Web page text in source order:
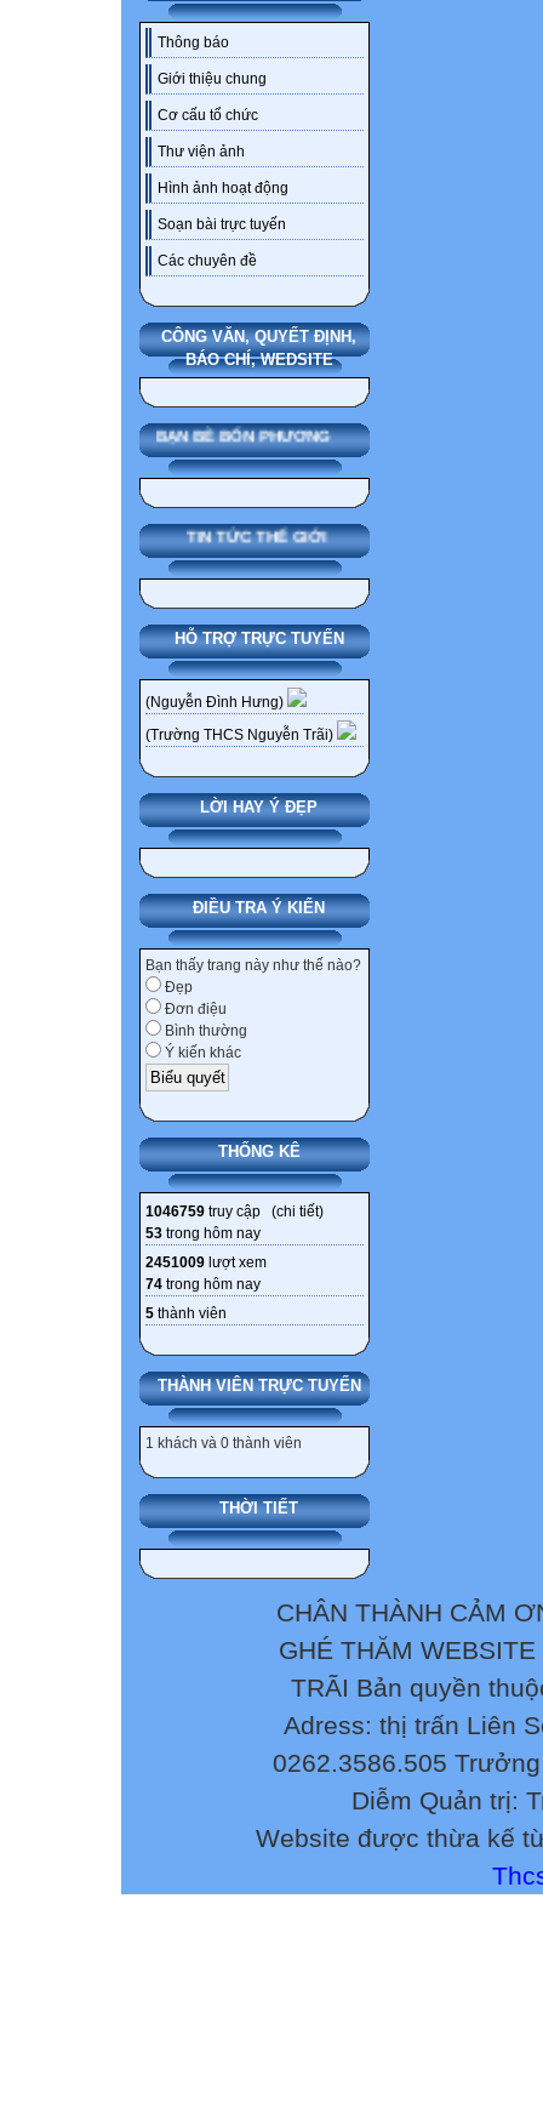
Thông báo
Giới thiệu chung
Cơ cấu tổ chức
Thư viện ảnh
Hình ảnh hoạt động
Soạn bài trực tuyến
Các chuyên đề
CÔNG VĂN, QUYẾT ĐỊNH,
BÁO CHÍ, WEDSITE
BẠN BÈ BỐN PHƯƠNG
TIN TỨC THẾ GIỚI
HỖ TRỢ TRỰC TUYẾN
(Nguyễn Đình Hưng)
(Trường THCS Nguyễn Trãi)
LỜI HAY Ý ĐẸP
ĐIỀU TRA Ý KIẾN
Bạn thấy trang này như thế nào?
Đẹp
Đơn điệu
Bình thường
Ý kiến khác
THỐNG KÊ
1046759 truy cập (chi tiết)
53 trong hôm nay
2451009 lượt xem
74 trong hôm nay
5 thành viên
THÀNH VIÊN TRỰC TUYẾN
1 khách và 0 thành viên
THỜI TIẾT
CHÂN THÀNH CẢM
GHÉ THĂM
TRÃI Bản quyền
Adress: thị trấn Liên
0262.3586.505
Diễm Quản trị:
Website được thừa kế